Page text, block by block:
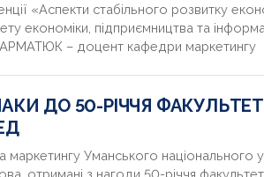
«Аспекти стабільного розвитку
економіки, підприємництва та
– доцент кафедри маркетингу
ДО 50-РІЧЧЯ
маркетингу Уманського національного